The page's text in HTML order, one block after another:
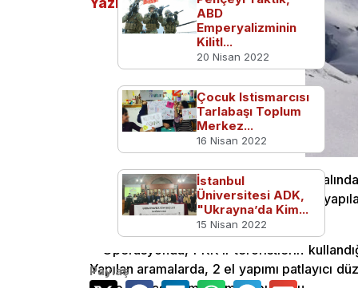
Şırnak’ın Silopi ilçesi Cudi Dağı
barınma alanı ve 1 sığınak tespit edildi,
ele geçirildi.
Operasyonda, PKK’lı teröristlerin
Yapılan aramalarda, 2 el yapımı patlayıcı
Yazılar
ABD
Emperyalizminin
Kilitl...
20 Nisan 2022
Çocuk Istismarcısı
Tarlabaşı Toplum
Merkez...
16 Nisan 2022
İstanbul
Üniversitesi ADK,
"Ukrayna’da Kim...
15 Nisan 2022
Paylaş